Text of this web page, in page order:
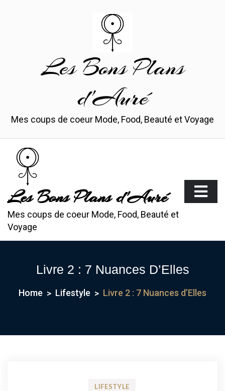
Les Bons Plans
d'Auré
Mes coups de coeur Mode, Food, Beauté et Voyage
Les Bons Plans d'Auré
Mes coups de coeur Mode, Food, Beauté et
Voyage
Livre 2 : 7 Nuances D’Elles
Home Lifestyle Livre 2 : 7 Nuances d’Elles
LIFESTYLE